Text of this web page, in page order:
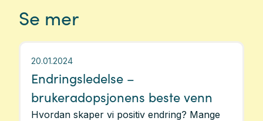
Se mer
20.01.2024
Endringsledelse –
brukeradopsjonens beste venn
Hvordan skaper vi positiv endring? Mange